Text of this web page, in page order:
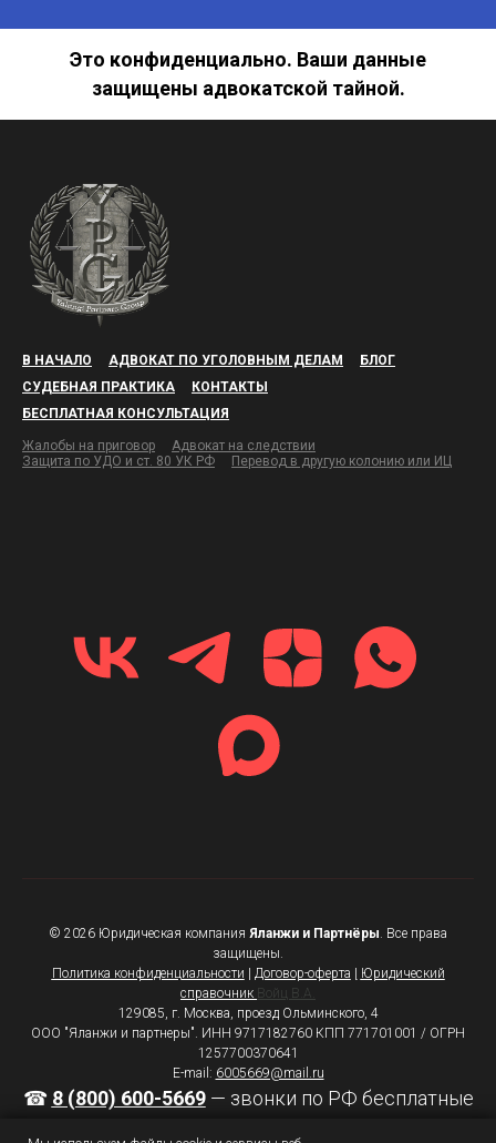
Это конфиденциально. Ваши данные
защищены адвокатской тайной.
В НАЧАЛО АДВОКАТ ПО УГОЛОВНЫМ ДЕЛАМ
БЛОГ
СУДЕБНАЯ ПРАКТИКА
КОНТАКТЫ
БЕСПЛАТНАЯ КОНСУЛЬТАЦИЯ
Жалобы на приговор
Адвокат на следствии
Защита по УДО и ст. 80 УК РФ
Перевод в другую колонию или ИЦ
© 2026 Юридическая компания Яланжи и Партнёры. Все права
защищены.
Политика конфиденциальности
Договор-оферта
Юридический
справочник Войц В.А.
129085, г. Москва, проезд Ольминского, 4
ООО "Яланжи и партнеры". ИНН 9717182760 КПП 771701001 / ОГРН
1257700370641
E-mail: 6005669@mail.ru
☎ 8 (800) 600-5669— звонки по РФ бесплатные